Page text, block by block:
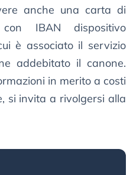
anche una carta di
IBAN dispositivo
è associato il servizio
addebitato il canone.
in merito a costi
si invita a rivolgersi alla